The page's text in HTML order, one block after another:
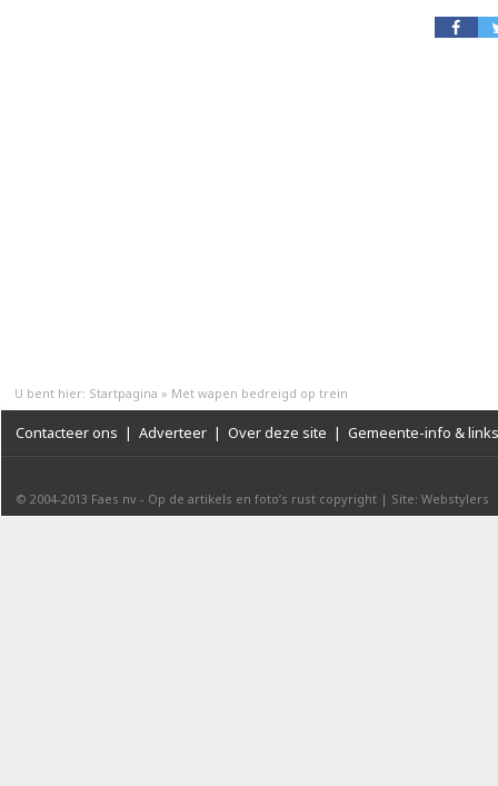
U bent hier: Startpagina » Met wapen bedreigd op trein
Contacteer ons | Adverteer | Over deze site | Gemeente-info & links
© 2004-2013 Faes nv - Op de artikels en foto’s rust copyright | Site: Webstylers